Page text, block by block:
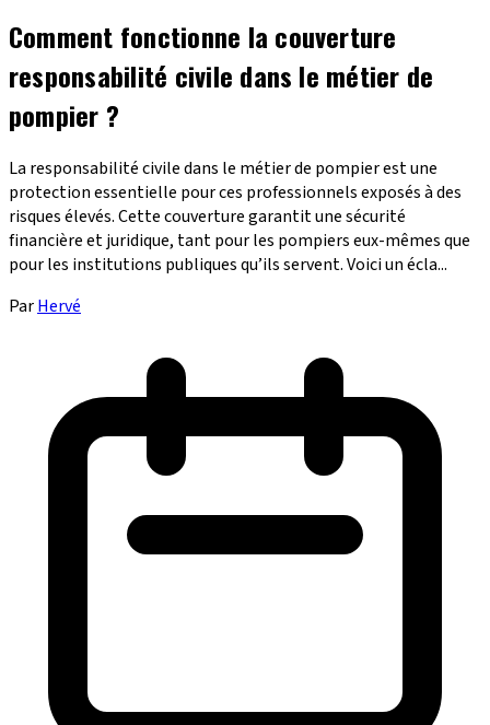
Comment fonctionne la couverture
responsabilité civile dans le métier de
pompier ?
La responsabilité civile dans le métier de pompier est une
protection essentielle pour ces professionnels exposés à des
risques élevés. Cette couverture garantit une sécurité
financière et juridique, tant pour les pompiers eux-mêmes que
pour les institutions publiques qu’ils servent. Voici un écla...
ParHervé